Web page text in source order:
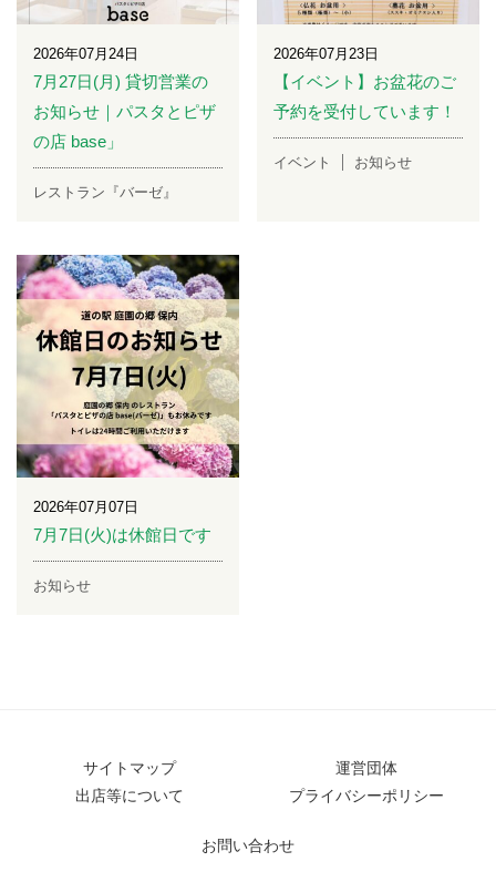
2026年07月24日
7月27日(月) 貸切営業の
お知らせ｜パスタとピザ
の店 base」
レストラン『バーゼ』
2026年07月23日
【イベント】お盆花のご
予約を受付しています！
イベント お知らせ
2026年07月07日
7月7日(火)は休館日です
お知らせ
サイトマップ
運営団体
出店等について
プライバシーポリシー
お問い合わせ